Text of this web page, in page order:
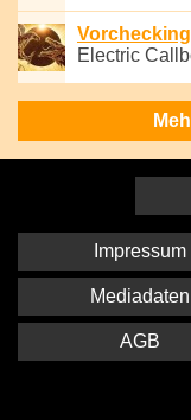
Vorchecking
Electric
Impressum
Mediadaten
AGB